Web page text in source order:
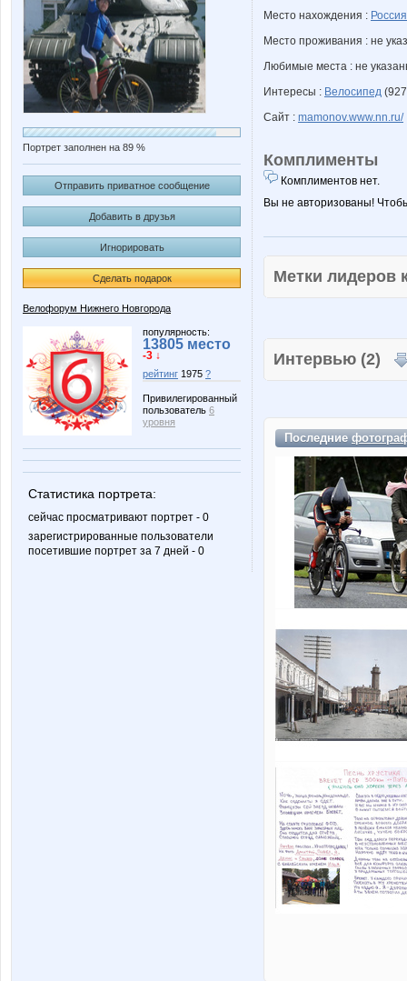
Портрет заполнен на 89 %
Отправить приватное сообщение
Добавить в друзья
Игнорировать
Сделать подарок
Велофорум Нижнего Новгорода
популярность:
13805 место
-3 ↓
рейтинг 1975 ?
Привилегированный
пользователь 6
уровня
Статистика портрета:
сейчас просматривают портрет - 0
зарегистрированные пользователи
посетившие портрет за 7 дней - 0
Место нахождения : Россия
Место проживания : не
Любимые места : не
Интересы : Велосипед
Сайт : mamonov.www.nn.ru/
Комплименты
Комплиментов нет.
Вы не авторизованы!
Метки
Интервью (2)
Последние